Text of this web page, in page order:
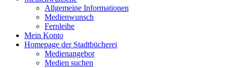
Allgemeine Informationen
Medienwunsch
Fernleihe
Mein Konto
Homepage der Stadtbücherei
Medienangebot
Medien suchen